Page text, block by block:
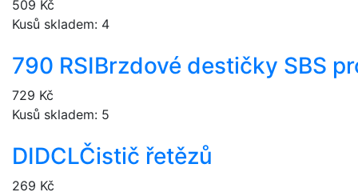
509 Kč
Kusů skladem: 4
790 RSIBrzdové destičky SBS
729 Kč
Kusů skladem: 5
DIDCLČistič řetězů
269 Kč